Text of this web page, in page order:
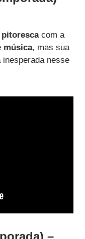
com a
música, mas sua
inesperada nesse
–